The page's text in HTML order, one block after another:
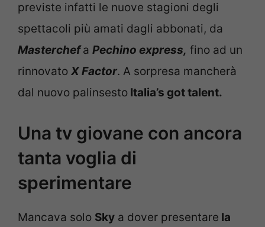
previste infatti le nuove stagioni degli
spettacoli più amati dagli abbonati, da
Masterchef a Pechino express, fino ad un
rinnovato X Factor. A sorpresa mancherà
dal nuovo palinsesto Italia’s got talent.
Una tv giovane con ancora
tanta voglia di
sperimentare
Mancava solo Sky a dover presentare la